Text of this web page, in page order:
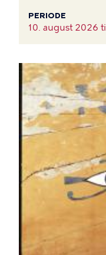
PERIODE
10. august 2026 til
BILLEDE